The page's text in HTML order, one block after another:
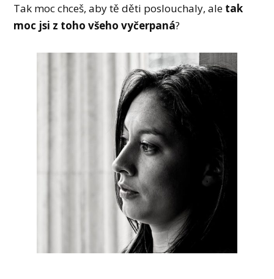
Tak moc chceš, aby tě děti poslouchaly, ale tak
moc jsi z toho všeho vyčerpaná?